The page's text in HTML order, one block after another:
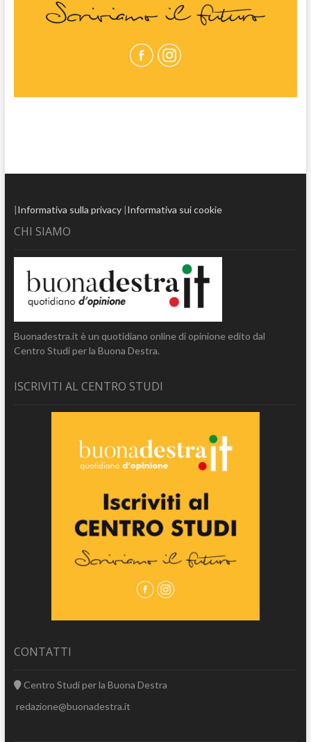
|Informativa sulla privacy|Informativa sui cookie
CHI SIAMO
Buonadestra.it è un quotidiano online di opinione edito dal
Centro Studi per la Buona Destra.
ISCRIVITI AL CENTRO STUDI
CONTATTI
Centro Studi per la Buona Destra
redazione@buonadestra.it